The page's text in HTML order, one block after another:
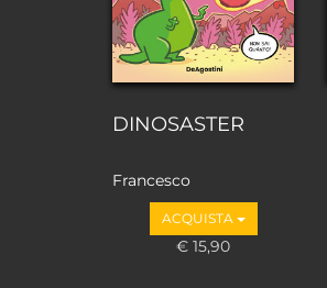
DINOSASTER
Francesco
Muzzopappa, Daw
ACQUISTA
€ 15,90